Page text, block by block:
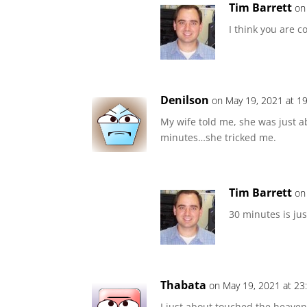
Tim Barrett
I think you are
Denilson on May 19, 2021 at
My wife told me, she was just
minutes…she tricked me.
Tim Barrett
30 minutes is
Thabata on May 19, 2021 at